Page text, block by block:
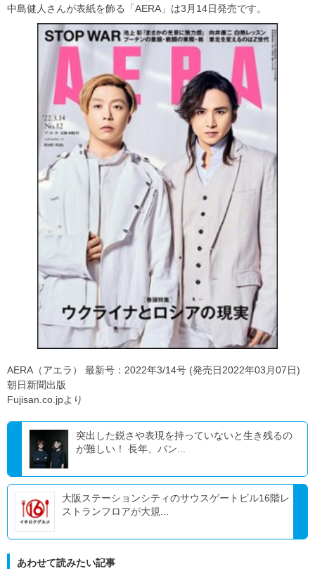
中島健人さんが表紙を飾る「AERA」は3月14日発売です。
AERA（アエラ） 最新号：2022年3/14号 (発売日2022年03月07日)
朝日新聞出版
Fujisan.co.jpより
突出した鋭さや表現を持っていないと生き残るの
が難しい！ 長年、バン...
大阪ステーションシティのサウスゲートビル16階レ
ストランフロアが大規...
あわせて読みたい記事